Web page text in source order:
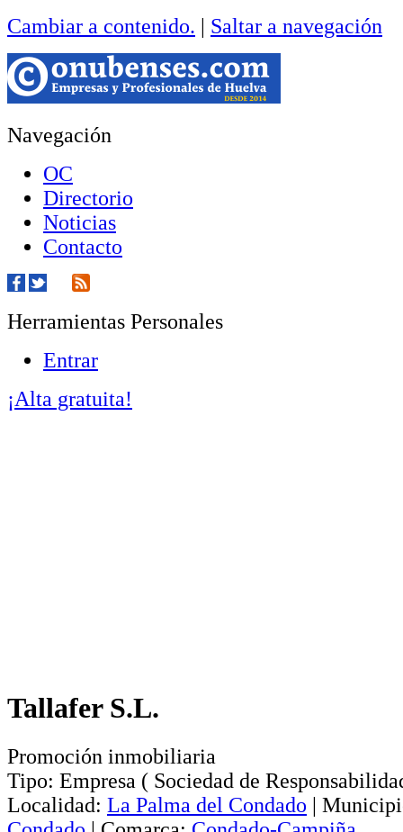
Cambiar a contenido. | Saltar a navegación
Navegación
OC
Directorio
Noticias
Contacto
Herramientas Personales
Entrar
¡Alta gratuita!
Tallafer S.L.
Promoción inmobiliaria
Tipo: Empresa ( Sociedad de
Localidad: La Palma del Condado |